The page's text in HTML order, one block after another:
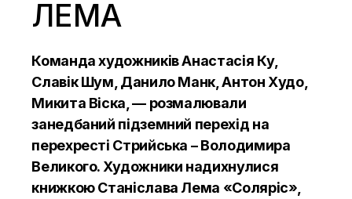
ЛЕМА
Команда художників Анастасія Ку,
Славік Шум, ДанилоМанк , Антон Худо,
Микита Віска, — розмалювали
занедбаний підземний перехід на
перехресті Стрийська – Володимира
Великого. Художники надихнулися
книжкою Станіслава Лема «Соляріс»,